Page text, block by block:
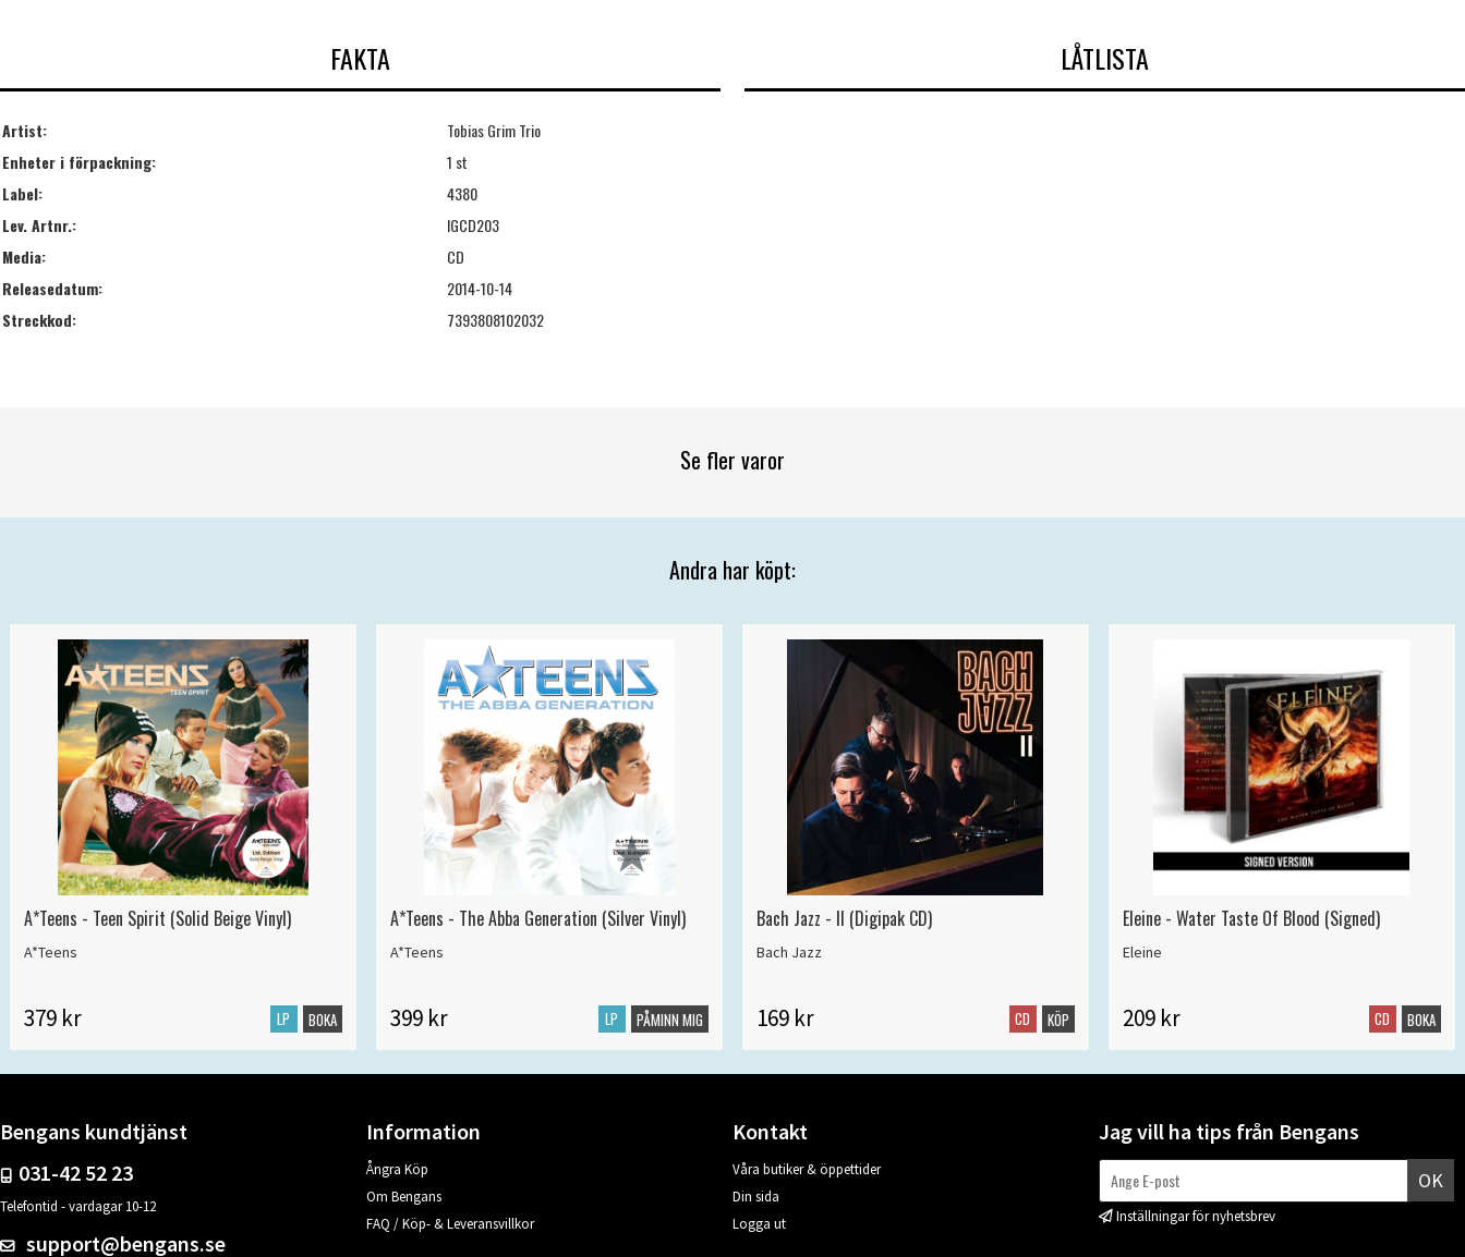
FAKTA
Artist:
Tobias Grim Trio
Enheter i förpackning:
1 st
Label:
4380
Lev. Artnr.:
IGCD203
Media:
CD
Releasedatum:
2014-10-14
Streckkod:
7393808102032
LÅTLISTA
Se fler varor
Andra har köpt:
A*Teens - Teen Spirit (Solid Beige Vinyl)
A*Teens
379 kr LP BOKA
A*Teens - The Abba Generation (Silver Vinyl)
A*Teens
399 kr LP PÅMINN MIG
Bach Jazz - II (Digipak CD)
Bach Jazz
169 kr CD KÖP
Eleine - Water Taste Of Blood (Signed)
Eleine
209 kr CD BOKA
Bengans kundtjänst
031-42 52 23
Telefontid - vardagar 10-12
support@bengans.se
Information
Ångra Köp
Om Bengans
FAQ / Köp- & Leveransvillkor
Kontakt
Våra butiker & öppettider
Din sida
Logga ut
Jag vill ha tips från Bengans
OK
Inställningar för nyhetsbrev